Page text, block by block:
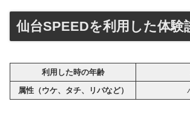
仙台SPEEDを利用した体験
利用した時の年齢
属性（ウケ、タチ、リバなど）